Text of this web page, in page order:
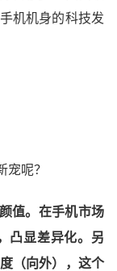
机机身的科技发
呢？
值。在手机市场
凸显差异化。另
（向外），这个